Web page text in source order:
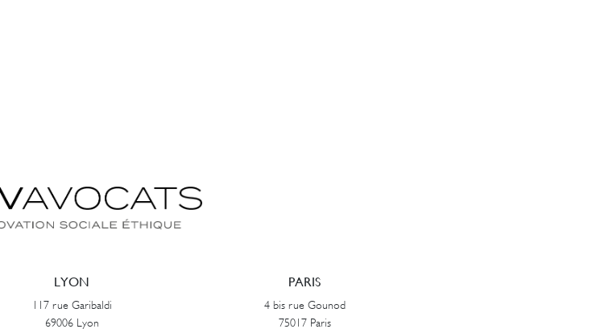
LYON
117 rue Garibaldi
69006 Lyon
PARIS
4 bis rue Gounod
75017 Paris